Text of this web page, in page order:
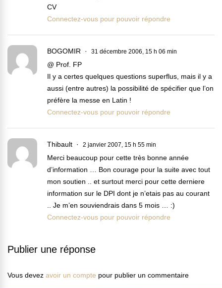
CV
Connectez-vous pour pouvoir répondre
BOGOMIR 31 décembre 2006, 15 h 06 min
@ Prof. FP
Il y a certes quelques questions superflus, mais il y a
aussi (entre autres) la possibilité de spécifier que l’on
préfère la messe en Latin !
Connectez-vous pour pouvoir répondre
Thibault 2 janvier 2007, 15 h 55 min
Merci beaucoup pour cette très bonne année
d’information … Bon courage pour la suite avec tout
mon soutien .. et surtout merci pour cette derniere
information sur le DPI dont je n’etais pas au courant
.. Je m’en souviendrais dans 5 mois … :)
Connectez-vous pour pouvoir répondre
Publier une réponse
Vous devez avoir un compte pour publier un commentaire